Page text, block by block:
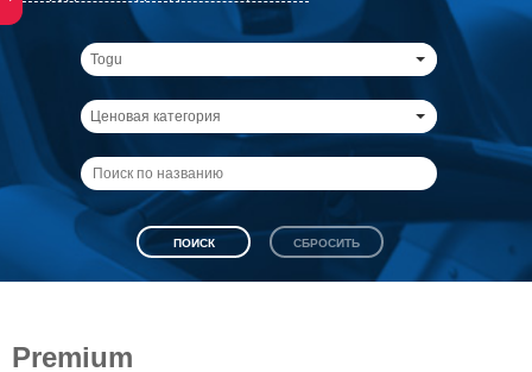
Togu
Ценовая категория
Premium